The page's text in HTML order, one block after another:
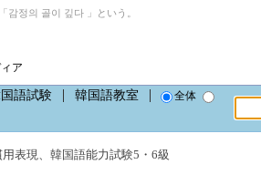
감정의 골이 깊다 」という。
ア
語試験 韓国語教室
全体
用表現、 韓国語能力試験5・6級